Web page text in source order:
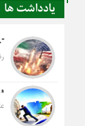
یادداشت ها